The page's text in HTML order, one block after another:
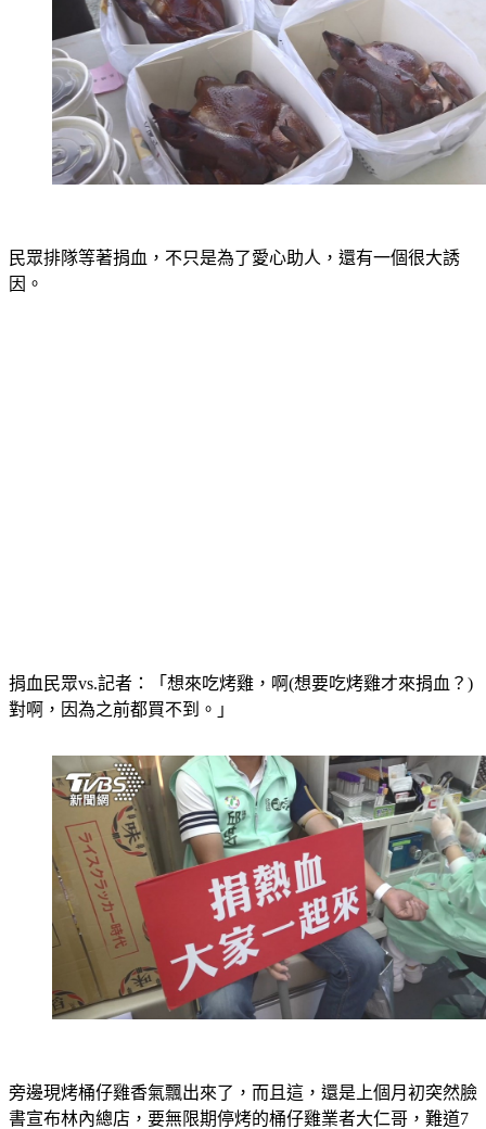
民眾排隊等著捐血，不只是為了愛心助人，還有一個很大誘
捐血民眾vs.記者：「想來吃烤雞，啊(想要吃烤雞才來捐血？)
旁邊現烤桶仔雞香氣飄出來了，而且這，還是上個月初突然臉